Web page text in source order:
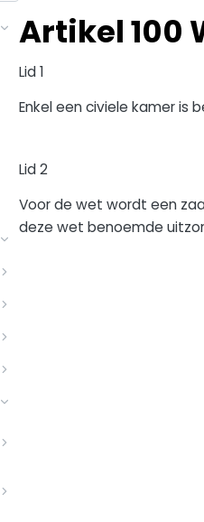
Artikel 100
Lid 1
Enkel een civiele kamer is
Lid 2
Voor de wet wordt een
deze wet benoemde